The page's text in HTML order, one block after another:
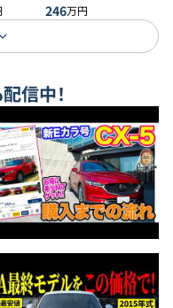
20S プ
ブ
246万円
信中！